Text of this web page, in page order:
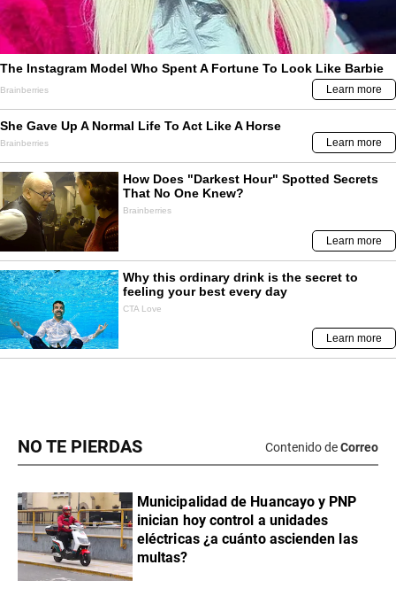
NO TE PIERDAS Contenido deCorreo
Municipalidad de Huancayo y PNP
inician hoy control a unidades
eléctricas ¿a cuánto ascienden las
multas?